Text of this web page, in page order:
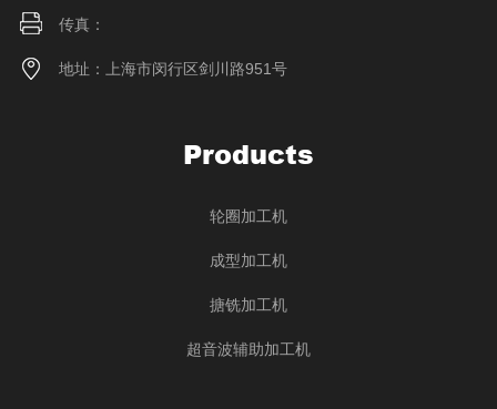
传真：
地址：上海市闵行区剑川路951号
Products
轮圈加工机
成型加工机
搪铣加工机
超音波辅助加工机